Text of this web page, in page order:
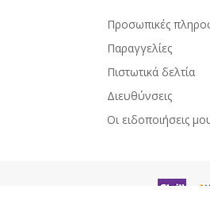
Προσωπικές
Παραγγελίες
Πιστωτικά δελτία
Διευθύνσεις
Οι ειδοποιήσεις